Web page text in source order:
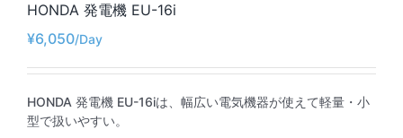
HONDA 発電機 EU-16i
¥6,050
HONDA 発電機 EU-16iは、幅広い電気機器が使えて軽量・小
型で扱いやすい。